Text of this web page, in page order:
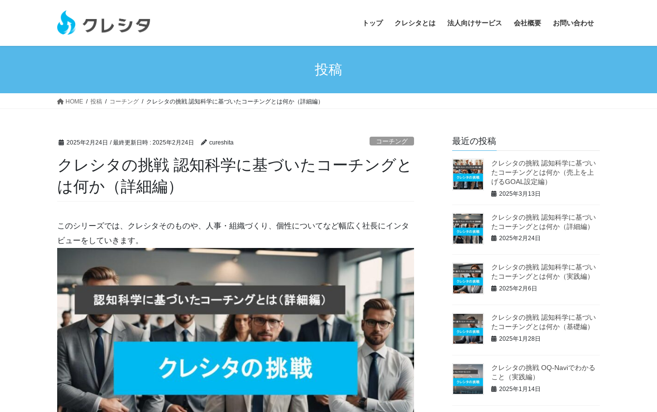
トップ クレシタとは 法人向けサービス 会社概要 お問い合わせ
投稿
HOME 投稿 コーチング クレシタの挑戦 認知科学に基づいたコーチングとは何か（詳細編）
2025年2月24日 / 最終更新日時 : 2025年2月24日 cureshita コーチング
クレシタの挑戦 認知科学に基づいたコーチングと
は何か（詳細編）
このシリーズでは、クレシタそのものや、人事・組織づくり、個性についてなど幅広く社長にインタ
ビューをしていきます。
最近の投稿
クレシタの挑戦 認知科学に基づい
たコーチングとは何か（売上を上
げるGOAL設定編）
2025年3月13日
クレシタの挑戦 認知科学に基づい
たコーチングとは何か（詳細編）
2025年2月24日
クレシタの挑戦 認知科学に基づい
たコーチングとは何か（実践編）
2025年2月6日
クレシタの挑戦 認知科学に基づい
たコーチングとは何か（基礎編）
2025年1月28日
クレシタの挑戦 OQ-Naviでわかる
こと（実践編）
2025年1月14日